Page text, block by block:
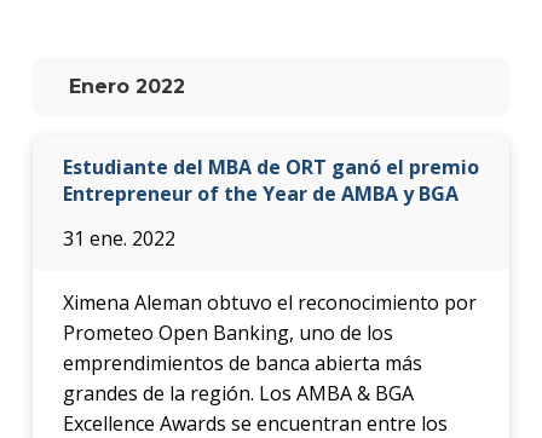
Enero 2022
Estudiante del MBA de ORT ganó el premio
Entrepreneur of the Year de AMBA y BGA
31 ene. 2022
Ximena Aleman obtuvo el reconocimiento por
Prometeo Open Banking, uno de los
emprendimientos de banca abierta más
grandes de la región. Los AMBA & BGA
Excellence Awards se encuentran entre los